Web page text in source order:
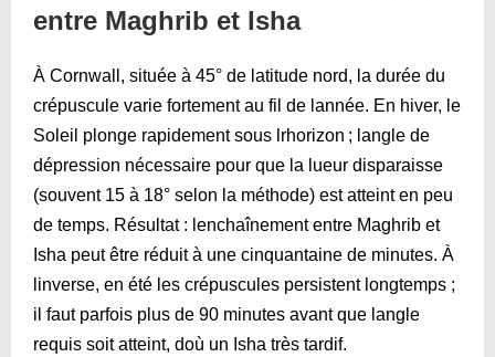
entre Maghrib et Isha
À Cornwall, située à 45° de latitude nord, la durée du
crépuscule varie fortement au fil de lannée. En hiver, le
Soleil plonge rapidement sous lrhorizon ; langle de
dépression nécessaire pour que la lueur disparaisse
(souvent 15 à 18° selon la méthode) est atteint en peu
de temps. Résultat : lenchaînement entre Maghrib et
Isha peut être réduit à une cinquantaine de minutes. À
linverse, en été les crépuscules persistent longtemps ;
il faut parfois plus de 90 minutes avant que langle
requis soit atteint, doù un Isha très tardif.